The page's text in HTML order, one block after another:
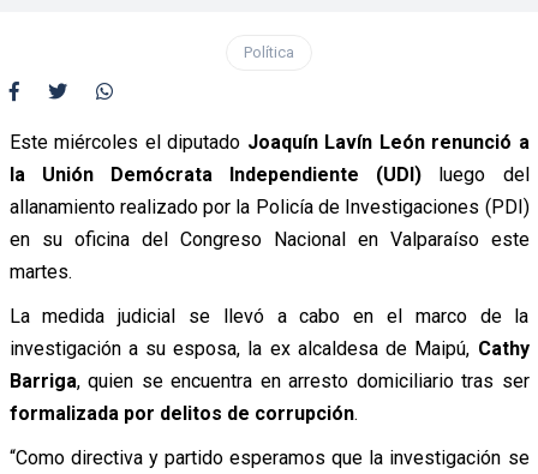
Política
Este miércoles el diputado Joaquín Lavín León renunció a
la Unión Demócrata Independiente (UDI) luego del
allanamiento realizado por la Policía de Investigaciones (PDI)
en su oficina del Congreso Nacional en Valparaíso este
martes.
La medida judicial se llevó a cabo en el marco de la
investigación a su esposa, la ex alcaldesa de Maipú, Cathy
Barriga, quien se encuentra en arresto domiciliario tras ser
formalizada por delitos de corrupción.
“Como directiva y partido esperamos que la investigación se